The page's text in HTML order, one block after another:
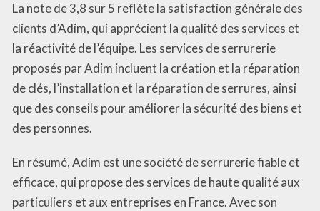
La note de 3,8 sur 5 reflète la satisfaction générale des
clients d’Adim, qui apprécient la qualité des services et
la réactivité de l’équipe. Les services de serrurerie
proposés par Adim incluent la création et la réparation
de clés, l’installation et la réparation de serrures, ainsi
que des conseils pour améliorer la sécurité des biens et
des personnes.
En résumé, Adim est une société de serrurerie fiable et
efficace, qui propose des services de haute qualité aux
particuliers et aux entreprises en France. Avec son